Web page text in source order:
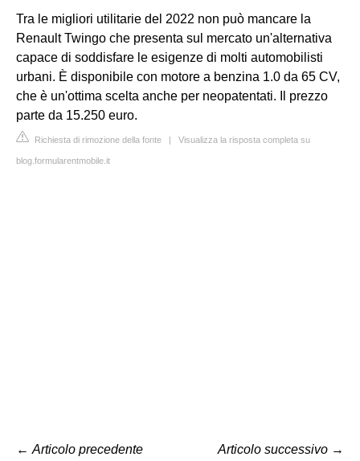
Tra le migliori utilitarie del 2022 non può mancare la
Renault Twingo che presenta sul mercato un'alternativa
capace di soddisfare le esigenze di molti automobilisti
urbani. È disponibile con motore a benzina 1.0 da 65 CV,
che è un'ottima scelta anche per neopatentati. Il prezzo
parte da 15.250 euro.
Richiesta di rimozione della fonte | Visualizza la risposta completa su
blog.formularentmobile.it
← Articolo precedente
Articolo successivo →